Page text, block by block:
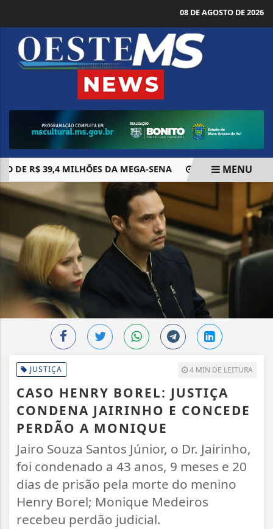
08 DE AGOSTO DE 2026
R$ 39,4 MILHÕES DA MEGA-SENA SUS VAI AMPLIAR
EM ALTA
MENU
JUSTIÇA 4 MIN DE LEITURA
CASO HENRY BOREL: JUSTIÇA
CONDENA JAIRINHO E CONCEDE
PERDÃO A MONIQUE
Jairo Souza Santos Júnior, o Dr. Jairinho,
foi condenado a 43 anos, 9 meses e 20
dias de prisão pela morte do menino
Henry Borel; Monique Medeiros
recebeu perdão judicial.